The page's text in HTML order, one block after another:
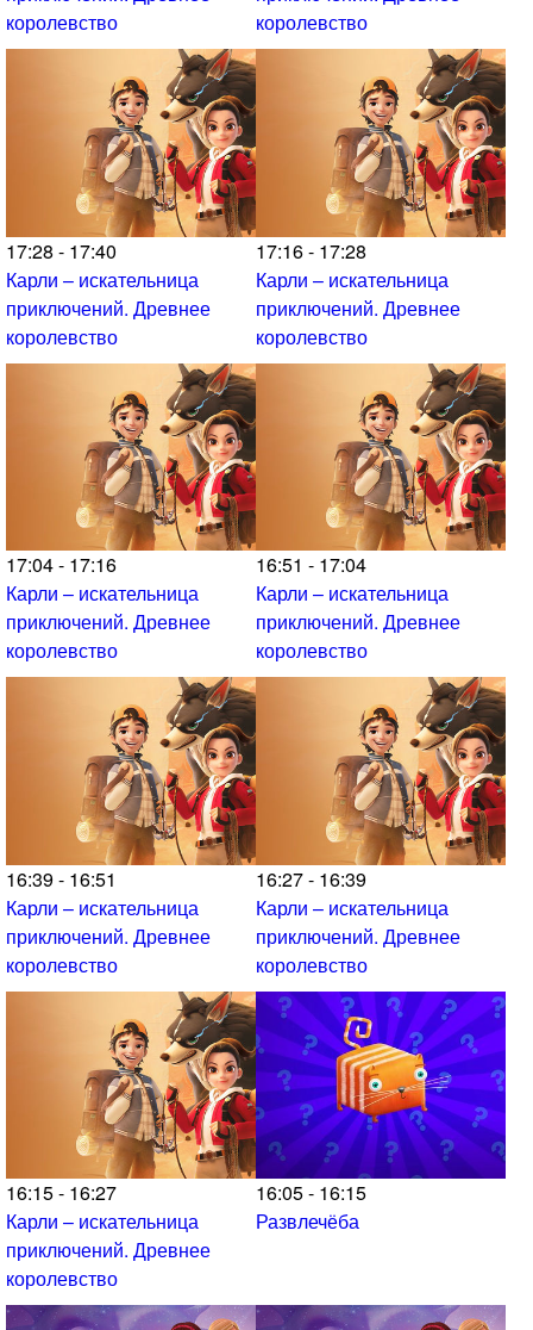
королевство
королевство
17:28 - 17:40
Карли – искательница
приключений. Древнее
королевство
17:16 - 17:28
Карли – искательница
приключений. Древнее
королевство
17:04 - 17:16
Карли – искательница
приключений. Древнее
королевство
16:51 - 17:04
Карли – искательница
приключений. Древнее
королевство
16:39 - 16:51
Карли – искательница
приключений. Древнее
королевство
16:27 - 16:39
Карли – искательница
приключений. Древнее
королевство
16:15 - 16:27
Карли – искательница
приключений. Древнее
королевство
16:05 - 16:15
Развлечёба